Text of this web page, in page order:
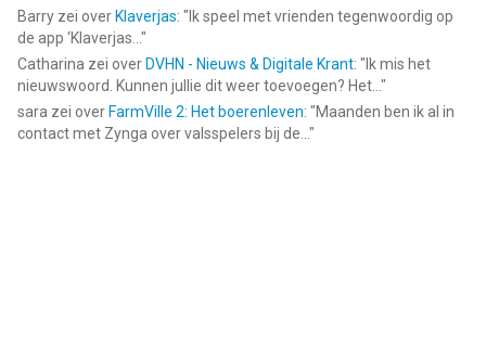
Barry zei over Klaverjas: " Ik speel met vrienden tegenwoordig op
de app ‘Klaverjas... "
Catharina zei over DVHN - Nieuws & Digitale Krant: " Ik mis het
nieuwswoord. Kunnen jullie dit weer toevoegen? Het... "
sara zei over FarmVille 2: Het boerenleven: "Maanden ben ik al in
contact met Zynga over valsspelers bij de... "